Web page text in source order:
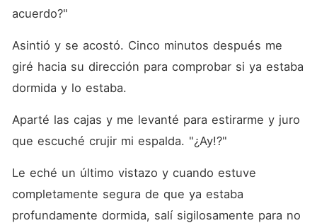
acuerdo?"
Asintió y se acostó. Cinco minutos después me
giré hacia su dirección para comprobar si ya estaba
dormida y lo estaba.
Aparté las cajas y me levanté para estirarme y juro
que escuché crujir mi espalda. "¿Ay!?"
Le eché un último vistazo y cuando estuve
completamente segura de que ya estaba
profundamente dormida, salí sigilosamente para no